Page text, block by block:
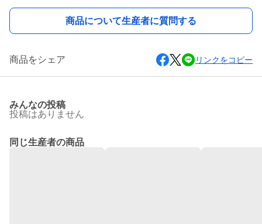
商品について生産者に質問する
商品をシェア リンクをコピー
みんなの投稿
投稿はありません
同じ生産者の商品